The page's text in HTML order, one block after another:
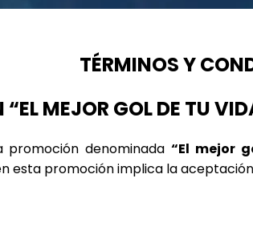
TÉRMINOS Y
MEJOR GOL DE TU
promoción denominada “El mejor
esta promoción implica la